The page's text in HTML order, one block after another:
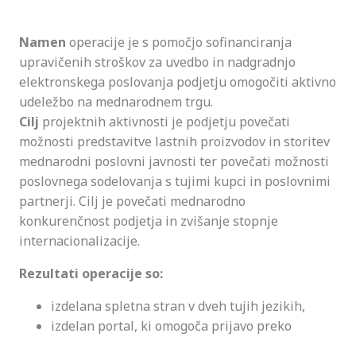
Namen operacije je s pomočjo sofinanciranja
upravičenih stroškov za uvedbo in nadgradnjo
elektronskega poslovanja podjetju omogočiti aktivno
udeležbo na mednarodnem trgu.
Cilj projektnih aktivnosti je podjetju povečati
možnosti predstavitve lastnih proizvodov in storitev
mednarodni poslovni javnosti ter povečati možnosti
poslovnega sodelovanja s tujimi kupci in poslovnimi
partnerji. Cilj je povečati mednarodno
konkurenčnost podjetja in zvišanje stopnje
internacionalizacije.
Rezultati operacije so:
izdelana spletna stran v dveh tujih jezikih,
izdelan portal, ki omogoča prijavo preko